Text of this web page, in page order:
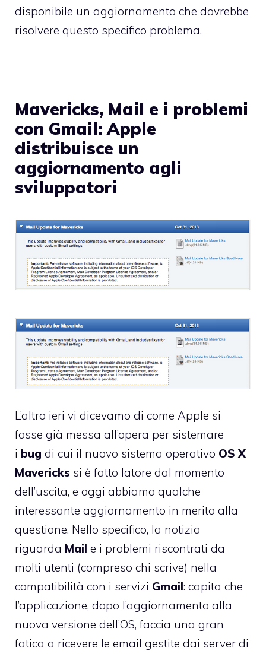
disponibile un aggiornamento che dovrebbe
risolvere questo specifico problema.
Mavericks, Mail e i problemi
con Gmail: Apple
distribuisce un
aggiornamento agli
sviluppatori
L’altro ieri vi dicevamo di come Apple si
fosse già messa all’opera per sistemare
i bug di cui il nuovo sistema operativo OS X
Mavericks si è fatto latore dal momento
dell’uscita, e oggi abbiamo qualche
interessante aggiornamento in merito alla
questione. Nello specifico, la notizia
riguarda Mail e i problemi riscontrati da
molti utenti (compreso chi scrive) nella
compatibilità con i servizi Gmail: capita che
l’applicazione, dopo l’aggiornamento alla
nuova versione dell’OS, faccia una gran
fatica a ricevere le email gestite dai server di